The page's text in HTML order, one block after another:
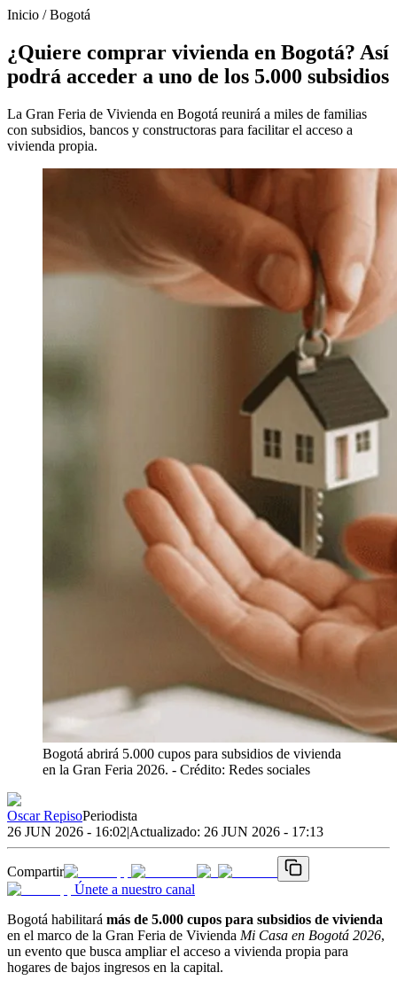
Inicio /Bogotá
¿Quiere comprar vivienda en Bogotá? Así
podrá acceder a uno de los 5.000 subsidios
La Gran Feria de Vivienda en Bogotá reunirá a miles de familias
con subsidios, bancos y constructoras para facilitar el acceso a
vivienda propia.
Bogotá abrirá 5.000 cupos para subsidios de vivienda
en la Gran Feria 2026. - Crédito: Redes sociales
Oscar RepisoPeriodista
26 JUN 2026 - 16:02|Actualizado: 26 JUN 2026 - 17:13
Compartir
Únete a nuestro canal
Bogotá habilitará más de 5.000 cupos para subsidios de vivienda
en el marco de la Gran Feria de Vivienda Mi Casa en Bogotá 2026,
un evento que busca ampliar el acceso a vivienda propia para
hogares de bajos ingresos en la capital.